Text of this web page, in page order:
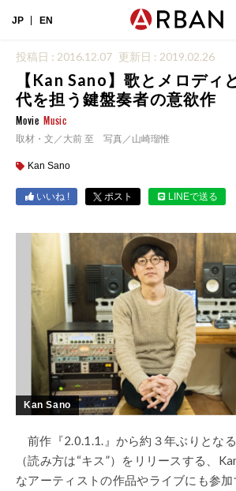
JP EN
投稿日 : 2016.12.07 更新日 : 2019.02.26
【Kan Sano】歌とメロディ
代を担う鍵盤奏者の意欲作
Movie Music
取材・文／大前 至 写真／山崎瑠惟
Kan Sano
いいね ! ポスト LINEで送る
Kan Sano
前作『2.0.1.1.』から約３年ぶりとなる
（読み方は“キス”）をリリースする、
なアーティストの作品やライブにも参